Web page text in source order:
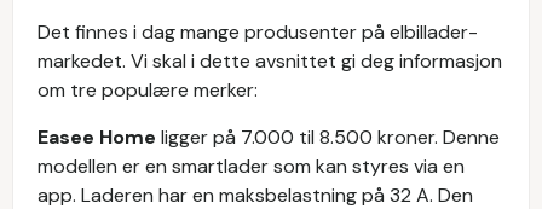
Det finnes i dag mange produsenter på elbillader-
markedet. Vi skal i dette avsnittet gi deg informasjon
om tre populære merker:
Easee Home ligger på 7.000 til 8.500 kroner. Denne
modellen er en smartlader som kan styres via en
app. Laderen har en maksbelastning på 32 A. Den